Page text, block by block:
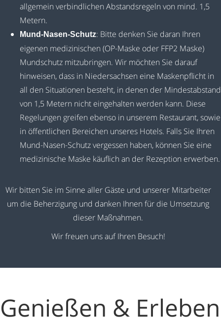
allgemein verbindlichen Abstandsregeln von mind. 1,5
Metern.
Mund-Nasen-Schutz: Bitte denken Sie daran Ihren
eigenen medizinischen (OP-Maske oder FFP2 Maske)
Mundschutz mitzubringen. Wir möchten Sie darauf
hinweisen, dass in Niedersachsen eine Maskenpflicht in
all den Situationen besteht, in denen der Mindestabstand
von 1,5 Metern nicht eingehalten werden kann. Diese
Regelungen greifen ebenso in unserem Restaurant, sowie
in öffentlichen Bereichen unseres Hotels. Falls Sie Ihren
Mund-Nasen-Schutz vergessen haben, können Sie eine
medizinische Maske käuflich an der Rezeption erwerben.
Wir bitten Sie im Sinne aller Gäste und unserer Mitarbeiter
um die Beherzigung und danken Ihnen für die Umsetzung
dieser Maßnahmen.
Wir freuen uns auf Ihren Besuch!
Genießen & Erleben